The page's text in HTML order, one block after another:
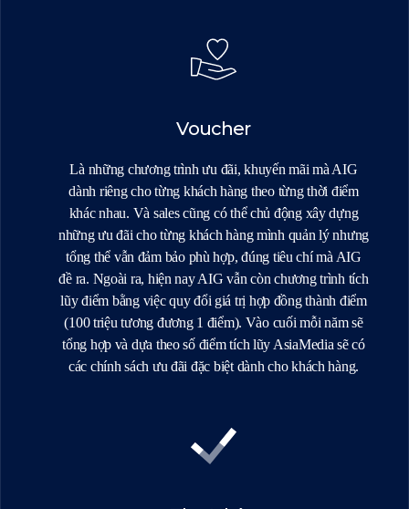
Voucher
Là những chương trình ưu đãi, khuyến mãi mà AIG
dành riêng cho từng khách hàng theo từng thời điểm
khác nhau. Và sales cũng có thể chủ động xây dựng
những ưu đãi cho từng khách hàng mình quản lý nhưng
tổng thể vẫn đảm bảo phù hợp, đúng tiêu chí mà AIG
đề ra. Ngoài ra, hiện nay AIG vẫn còn chương trình tích
lũy điểm bằng việc quy đổi giá trị hợp đồng thành điểm
(100 triệu tương đương 1 điểm). Vào cuối mỗi năm sẽ
tổng hợp và dựa theo số điểm tích lũy AsiaMedia sẽ có
các chính sách ưu đãi đặc biệt dành cho khách hàng.